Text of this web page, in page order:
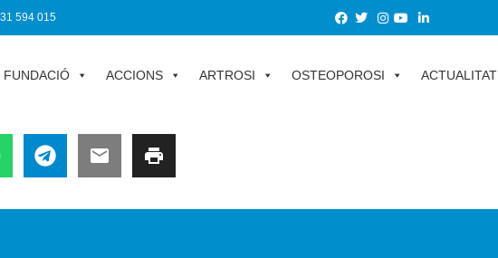
594 015
FUNDACIÓ ACCIONS ARTROSI OSTEOPOROSI ACTUALITAT